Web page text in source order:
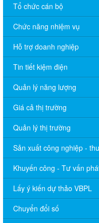
Tổ chức cán bộ
Chức năng nhiệm vụ
Hỗ trợ doanh nghiệp
Tin tiết kiệm điện
Quản lý năng lượng
Giá cả thị trường
Quản lý thị trường
Sản xuất công nghiệp -
Khuyến công - Tư vấn
Lấy ý kiến dự thảo VBPL
Chuyển đổi số